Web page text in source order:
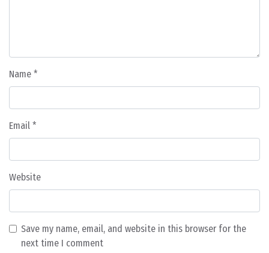
Name *
Email *
Website
Save my name, email, and website in this browser for the
next time I comment